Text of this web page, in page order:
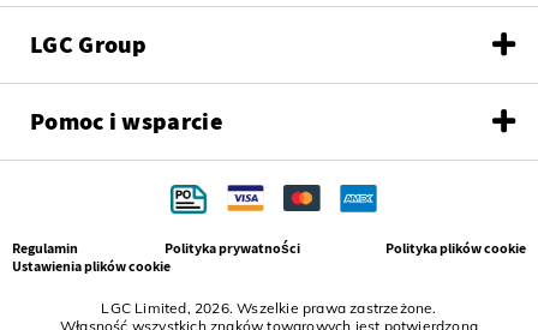
LGC Group
Pomoc i wsparcie
LGC Limited, 2026. Wszelkie prawa zastrzeżone.
Własność wszystkich znaków towarowych jest potwierdzona
Regulamin Polityka prywatności
Polityka plików cookie
Ustawienia plików cookie